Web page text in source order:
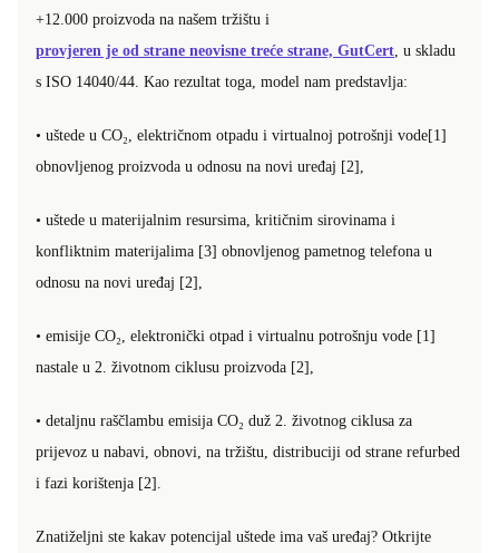
+12.000 proizvoda na našem tržištu i
provjeren je od strane neovisne treće strane, GutCert, u skladu
s ISO 14040/44. Kao rezultat toga, model nam predstavlja:
• uštede u CO₂, električnom otpadu i virtualnoj potrošnji vode[1]
obnovljenog proizvoda u odnosu na novi uređaj [2],
• uštede u materijalnim resursima, kritičnim sirovinama i
konfliktnim materijalima [3] obnovljenog pametnog telefona u
odnosu na novi uređaj [2],
• emisije CO₂, elektronički otpad i virtualnu potrošnju vode [1]
nastale u 2. životnom ciklusu proizvoda [2],
• detaljnu raščlambu emisija CO₂ duž 2. životnog ciklusa za
prijevoz u nabavi, obnovi, na tržištu, distribuciji od strane refurbed
i fazi korištenja [2].
Znatiželjni ste kakav potencijal uštede ima vaš uređaj? Otkrijte